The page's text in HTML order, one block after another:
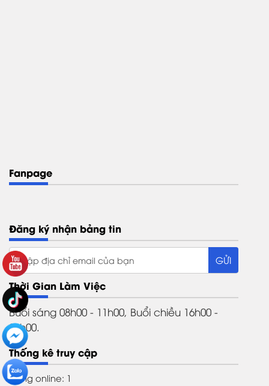
Fanpage
Đăng ký nhận bảng tin
Thời Gian Làm Việc
Buổi sáng 08h00 - 11h00, Buổi chiều 16h00 -
21h00.
Thống kê truy cập
Đang online: 1